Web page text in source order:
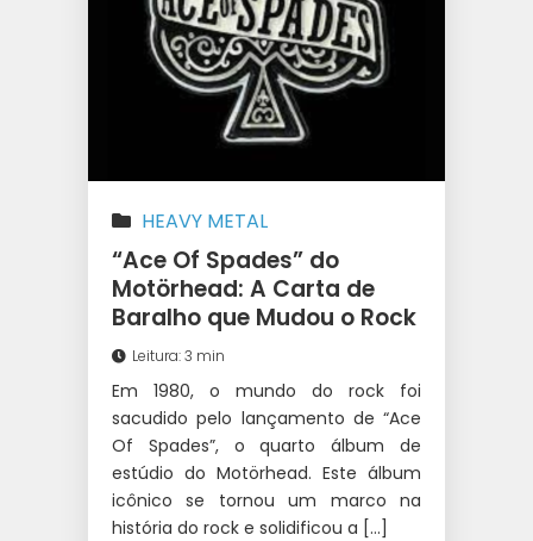
HEAVY METAL
“Ace Of Spades” do
Motörhead: A Carta de
Baralho que Mudou o Rock
Leitura: 3 min
Em 1980, o mundo do rock foi
sacudido pelo lançamento de “Ace
Of Spades”, o quarto álbum de
estúdio do Motörhead. Este álbum
icônico se tornou um marco na
história do rock e solidificou a […]